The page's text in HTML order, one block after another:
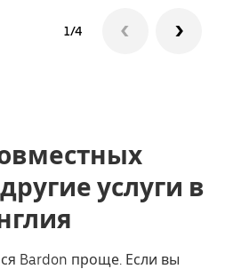
1/4
услуги в
Bardon проще. Если вы